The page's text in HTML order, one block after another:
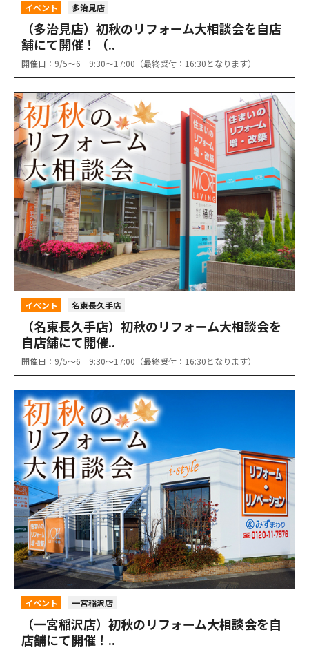
イベント 多治見店
（多治見店）初秋のリフォーム大相談会を自店
舗にて開催！（..
開催日：9/5〜6 9:30〜17:00（最終受付：16:30となります）
イベント 名東長久手店
（名東長久手店）初秋のリフォーム大相談会を
自店舗にて開催..
開催日：9/5〜6 9:30〜17:00（最終受付：16:30となります）
イベント 一宮稲沢店
（一宮稲沢店）初秋のリフォーム大相談会を自
店舗にて開催！..